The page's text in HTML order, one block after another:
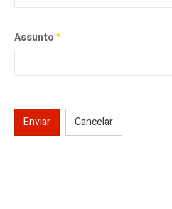
Assunto*
Enviar Cancelar